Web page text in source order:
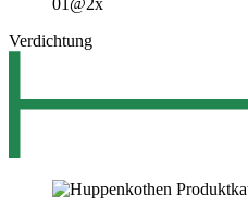
Verdichtung